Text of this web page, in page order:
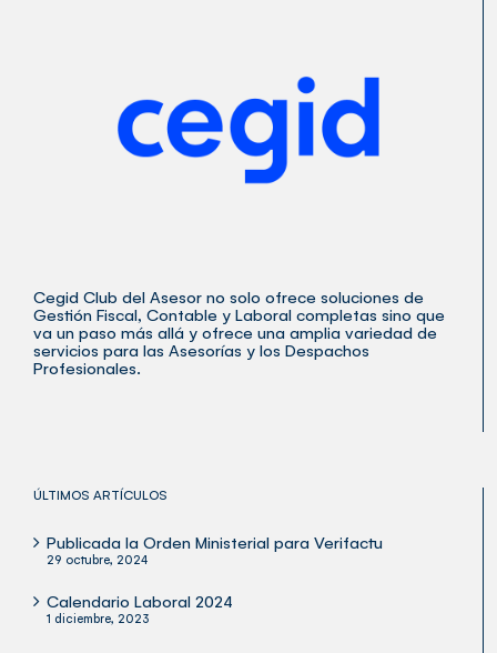
Cegid Club del Asesor no solo ofrece soluciones de
Gestión Fiscal, Contable y Laboral completas sino que
va un paso más allá y ofrece una amplia variedad de
servicios para las Asesorías y los Despachos
Profesionales.
ÚLTIMOS ARTÍCULOS
Publicada la Orden Ministerial para Verifactu
29 octubre, 2024
Calendario Laboral 2024
1 diciembre, 2023